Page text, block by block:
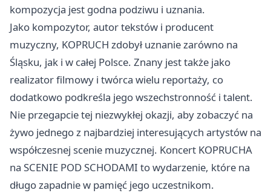
kompozycja jest godna podziwu i uznania.
Jako kompozytor, autor tekstów i producent
muzyczny, KOPRUCH zdobył uznanie zarówno na
Śląsku, jak i w całej Polsce. Znany jest także jako
realizator filmowy i twórca wielu reportaży, co
dodatkowo podkreśla jego wszechstronność i talent.
Nie przegapcie tej niezwykłej okazji, aby zobaczyć na
żywo jednego z najbardziej interesujących artystów na
współczesnej scenie muzycznej. Koncert KOPRUCHA
na SCENIE POD SCHODAMI to wydarzenie, które na
długo zapadnie w pamięć jego uczestnikom.